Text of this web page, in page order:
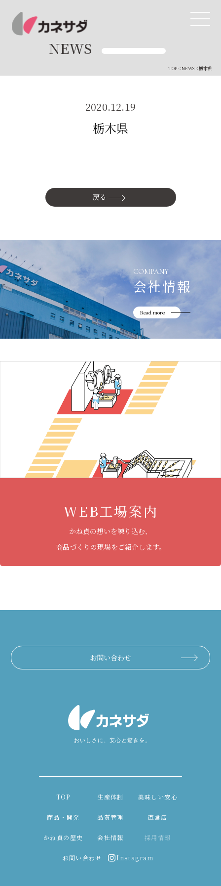
TOP
生産体制
美味しい安心
直営店
採用情報
リニューアル中
NEWS
TOP<NEWS< 栃木県
2020.12.19
栃木県
戻る
COMPANY
会社情報
Read more
WEB工場案内
かね貞の想いを練り込む、
商品づくりの現場をご紹介します。
お問い合わせ
TOP 生産体制 美味しい安心
商品・開発 品質管理 直営店
かね貞の歴史 会社情報 採用情報
お問い合わせ Instagram